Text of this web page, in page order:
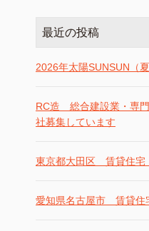
最近の投稿
2026年太陽SUNSUN（
RC造 総合建設業・専
社募集しています
東京都大田区 賃貸住宅
愛知県名古屋市 賃貸住